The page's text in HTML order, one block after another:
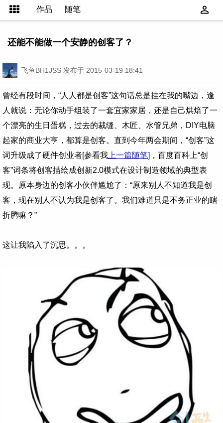
作品 随笔
还能不能做一个安静的创客了？
飞鱼BH1JSS 发布于 2015-03-19 18:41
曾经有段时间，“人人都是创客”这句话总是挂在我的嘴边，逢
人就说：无论你动手组装了一套宜家家居，还是自己烘焙了一
个漂亮的生日蛋糕，过去的裁缝、木匠、水管兄弟，DIY电脑
起家的商业大亨，都算是创客。直到今年两会期间，“创客”这
词升级成了硬件创业者[参看我 上一篇随笔]，百度百科上“创
客”词条将创客描绘成创新2.0模式在设计制造领域的典型表
现。原本身边的创客小伙伴尴尬了：“原来别人不知道我是创
客，现在别人不认为我是创客了。我们难道只是不务正业的瞎
折腾嘛？”
这让我陷入了沉思。。。